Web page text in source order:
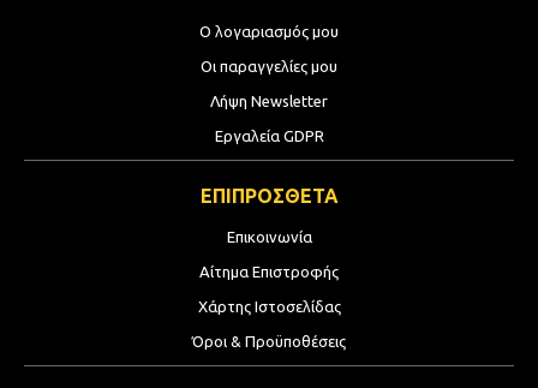
Ο λογαριασμός μου
Οι παραγγελίες μου
Λήψη Newsletter
Εργαλεία GDPR
ΕΠΙΠΡΟΣΘΕΤΑ
Επικοινωνία
Αίτημα Επιστροφής
Χάρτης Ιστοσελίδας
Όροι & Προϋποθέσεις